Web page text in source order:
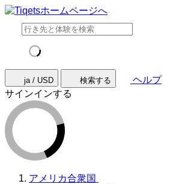
ja / USD 検索する
ヘルプ
サインインする
アメリカ合衆国